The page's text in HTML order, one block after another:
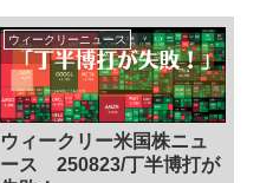
ウィークリーニュース
ウィークリー米国株ニュ
ース 250823/丁半博打が